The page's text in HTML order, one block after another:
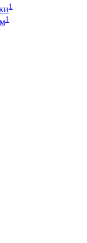
1
1